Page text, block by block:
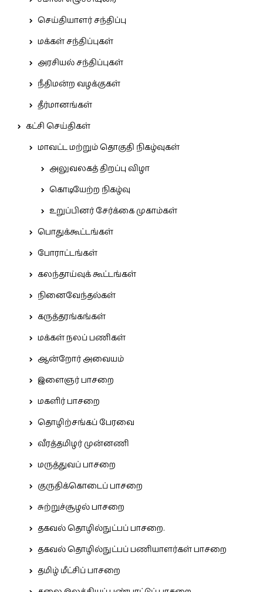
செய்தியாளர் சந்திப்பு
மக்கள் சந்திப்புகள்
அரசியல் சந்திப்புகள்
நீதிமன்ற வழக்குகள்
தீர்மானங்கள்
கட்சி செய்திகள்
மாவட்ட மற்றும் தொகுதி நிகழ்வுகள்
அலுவலகத் திறப்பு விழா
கொடியேற்ற நிகழ்வு
உறுப்பினர் சேர்க்கை முகாம்கள்
பொதுக்கூட்டங்கள்
போராட்டங்கள்
கலந்தாய்வுக் கூட்டங்கள்
நினைவேந்தல்கள்
கருத்தரங்கங்கள்
மக்கள் நலப் பணிகள்
ஆன்றோர் அவையம்
இளைஞர் பாசறை
மகளிர் பாசறை
தொழிற்சங்கப் பேரவை
வீரத்தமிழர் முன்னணி
மருத்துவப் பாசறை
குருதிக்கொடைப் பாசறை
சுற்றுச்சூழல் பாசறை
தகவல் தொழில்நுட்பப் பாசறை.
தகவல் தொழில்நுட்பப் பணியாளர்கள் பாசறை
தமிழ் மீட்சிப் பாசறை